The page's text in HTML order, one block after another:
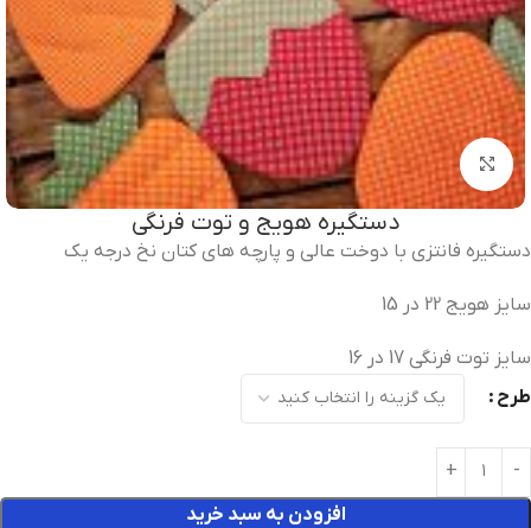
برای بزرگنمایی کلیک کنید
دستگیره هویج و توت فرنگی
دستگیره فانتزی با دوخت عالی و پارچه های کتان نخ درجه یک
سایز هویج 22 در 15
سایز توت فرنگی 17 در 16
طرح
افزودن به سبد خرید